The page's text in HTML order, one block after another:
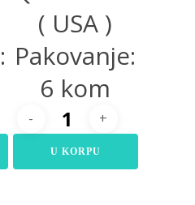
( USA )
Pakovanje:
6 kom
U KORPU